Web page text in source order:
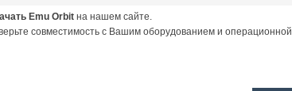
Emu Orbit на нашем сайте.
совместимость с Вашим оборудованием и